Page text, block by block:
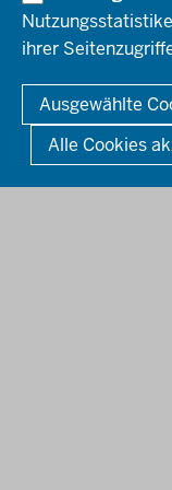
ihrer
Ausgewählte
Alle Cookies
Bekanntmachungen
Förderprogramme
Kontakt
Mediathek
So finden Sie uns
Anerkennung von
Offenlagen
© 2026
Fußzeile
DATENSCHUTZ
KONTAKT